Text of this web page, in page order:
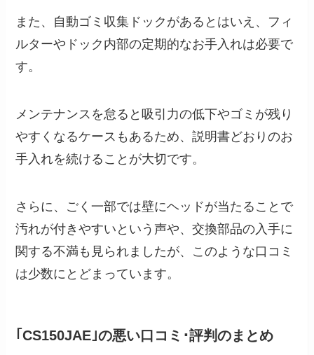
また、自動ゴミ収集ドックがあるとはいえ、フィ
ルターやドック内部の定期的なお手入れは必要で
す。
メンテナンスを怠ると吸引力の低下やゴミが残り
やすくなるケースもあるため、説明書どおりのお
手入れを続けることが大切です。
さらに、ごく一部では壁にヘッドが当たることで
汚れが付きやすいという声や、交換部品の入手に
関する不満も見られましたが、このような口コミ
は少数にとどまっています。
｢CS150JAE｣の悪い口コミ･評判のまとめ